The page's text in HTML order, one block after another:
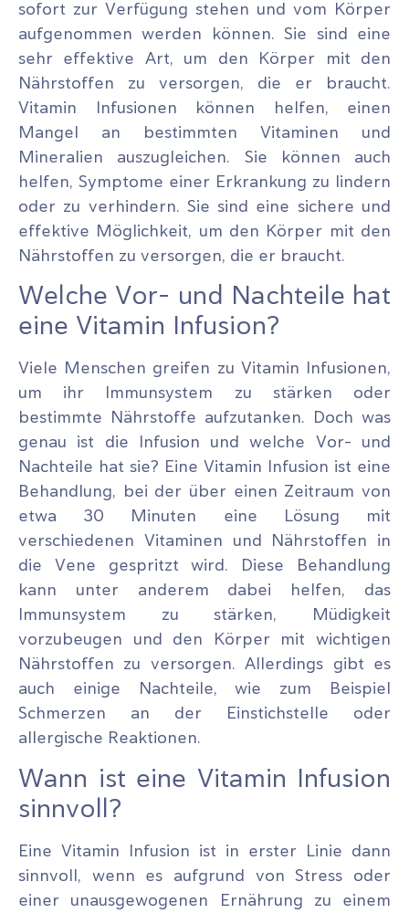
sofort zur Verfügung stehen und vom Körper
aufgenommen werden können. Sie sind eine
sehr effektive Art, um den Körper mit den
Nährstoffen zu versorgen, die er braucht.
Vitamin Infusionen können helfen, einen
Mangel an bestimmten Vitaminen und
Mineralien auszugleichen. Sie können auch
helfen, Symptome einer Erkrankung zu lindern
oder zu verhindern. Sie sind eine sichere und
effektive Möglichkeit, um den Körper mit den
Nährstoffen zu versorgen, die er braucht.
Welche Vor- und Nachteile hat
eine Vitamin Infusion?
Viele Menschen greifen zu Vitamin Infusionen,
um ihr Immunsystem zu stärken oder
bestimmte Nährstoffe aufzutanken. Doch was
genau ist die Infusion und welche Vor- und
Nachteile hat sie? Eine Vitamin Infusion ist eine
Behandlung, bei der über einen Zeitraum von
etwa 30 Minuten eine Lösung mit
verschiedenen Vitaminen und Nährstoffen in
die Vene gespritzt wird. Diese Behandlung
kann unter anderem dabei helfen, das
Immunsystem zu stärken, Müdigkeit
vorzubeugen und den Körper mit wichtigen
Nährstoffen zu versorgen. Allerdings gibt es
auch einige Nachteile, wie zum Beispiel
Schmerzen an der Einstichstelle oder
allergische Reaktionen.
Wann ist eine Vitamin Infusion
sinnvoll?
Eine Vitamin Infusion ist in erster Linie dann
sinnvoll, wenn es aufgrund von Stress oder
einer unausgewogenen Ernährung zu einem